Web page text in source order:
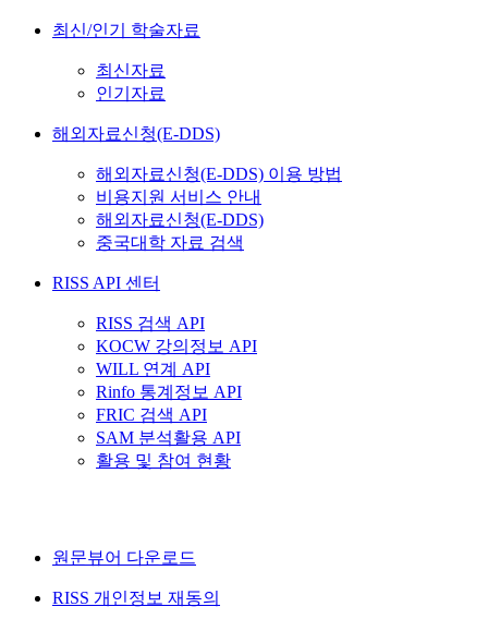
최신/인기 학술자료
최신자료
인기자료
해외자료신청(E-DDS)
해외자료신청(E-DDS) 이용 방법
비용지원 서비스 안내
해외자료신청(E-DDS)
중국대학 자료 검색
RISS API 센터
RISS 검색 API
KOCW 강의정보 API
WILL 연계 API
Rinfo 통계정보 API
FRIC 검색 API
SAM 분석활용 API
활용 및 참여 현황
원문뷰어 다운로드
RISS 개인정보 재동의